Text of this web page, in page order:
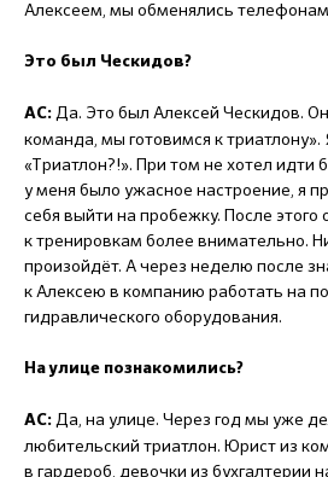
Алексеем, мы обменялись
Это был Ческидов?
АС: Да. Это был Алексей Ческидов.
команда, мы готовимся к
«Триатлон?!». При том не хотел идти
у меня было ужасное настроение, я
себя выйти на пробежку. После этого
к тренировкам более внимательно.
произойдёт. А через неделю после
к Алексею в компанию работать на
гидравлического оборудования.
На улице познакомились?
АС: Да, на улице. Через год мы уже
любительский триатлон. Юрист из
в гардероб, девочки из бухгалтерии